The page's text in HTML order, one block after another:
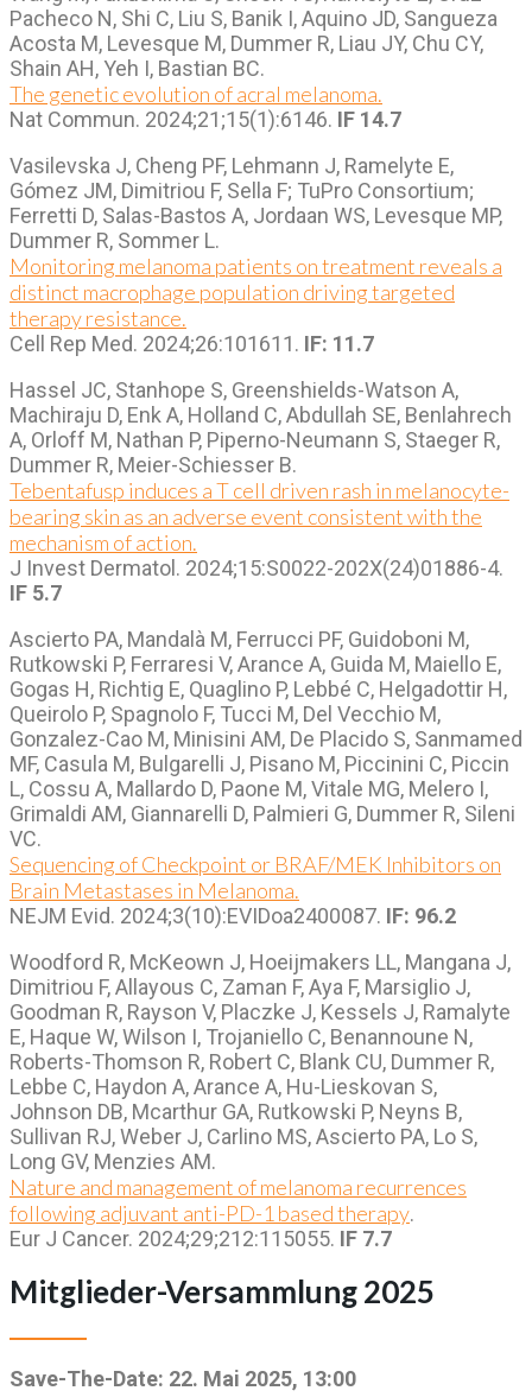
Pacheco N, Shi C, Liu S, Banik I, Aquino JD, Sangueza
Acosta M, Levesque M, Dummer R, Liau JY, Chu CY,
Shain AH, Yeh I, Bastian BC.
The genetic evolution of acral melanoma.
Nat Commun. 2024;21;15(1):6146. IF 14.7
Vasilevska J, Cheng PF, Lehmann J, Ramelyte E,
Gómez JM, Dimitriou F, Sella F; TuPro Consortium;
Ferretti D, Salas-Bastos A, Jordaan WS, Levesque MP,
Dummer R, Sommer L.
Monitoring melanoma patients on treatment reveals a
distinct macrophage population driving targeted
therapy resistance.
Cell Rep Med. 2024;26:101611. IF: 11.7
Hassel JC, Stanhope S, Greenshields-Watson A,
Machiraju D, Enk A, Holland C, Abdullah SE, Benlahrech
A, Orloff M, Nathan P, Piperno-Neumann S, Staeger R,
Dummer R, Meier-Schiesser B.
Tebentafusp induces a T cell driven rash in melanocyte-
bearing skin as an adverse event consistent with the
mechanism of action.
J Invest Dermatol. 2024;15:S0022-202X(24)01886-4.
IF 5.7
Ascierto PA, Mandalà M, Ferrucci PF, Guidoboni M,
Rutkowski P, Ferraresi V, Arance A, Guida M, Maiello E,
Gogas H, Richtig E, Quaglino P, Lebbé C, Helgadottir H,
Queirolo P, Spagnolo F, Tucci M, Del Vecchio M,
Gonzalez-Cao M, Minisini AM, De Placido S, Sanmamed
MF, Casula M, Bulgarelli J, Pisano M, Piccinini C, Piccin
L, Cossu A, Mallardo D, Paone M, Vitale MG, Melero I,
Grimaldi AM, Giannarelli D, Palmieri G, Dummer R, Sileni
VC.
Sequencing of Checkpoint or BRAF/MEK Inhibitors on
Brain Metastases in Melanoma.
NEJM Evid. 2024;3(10):EVIDoa2400087. IF: 96.2
Woodford R, McKeown J, Hoeijmakers LL, Mangana J,
Dimitriou F, Allayous C, Zaman F, Aya F, Marsiglio J,
Goodman R, Rayson V, Placzke J, Kessels J, Ramalyte
E, Haque W, Wilson I, Trojaniello C, Benannoune N,
Roberts-Thomson R, Robert C, Blank CU, Dummer R,
Lebbe C, Haydon A, Arance A, Hu-Lieskovan S,
Johnson DB, Mcarthur GA, Rutkowski P, Neyns B,
Sullivan RJ, Weber J, Carlino MS, Ascierto PA, Lo S,
Long GV, Menzies AM.
Nature and management of melanoma recurrences
following adjuvant anti-PD-1 based therapy.
Eur J Cancer. 2024;29;212:115055. IF 7.7
Mitglieder-Versammlung 2025
Save-The-Date: 22. Mai 2025, 13:00